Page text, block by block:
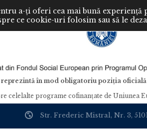
în mod obligatoriu poziția
celelalte programe cofinanţate de Uniunea
Str. Frederic Mistral, Nr. 3,
a-ți oferi cea mai bună experiență
ce cookie-uri folosim sau să le